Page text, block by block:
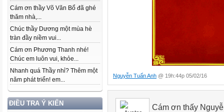
Cám ơn thầy Võ Văn Bổ đã ghé
thăm nhà,...
Chúc thầy Dương một mùa hè
tràn đầy niềm vui...
Cám ơn Phương Thanh nhé!
Chúc em luôn vui, khỏe...
Nhanh quá Thầy nhỉ? Thêm một
năm phát triển! em...
ĐIỀU TRA Ý KIẾN
Nguyễn Tuấn Anh @ 19h:44p 05/02/16
Cám ơn thấy